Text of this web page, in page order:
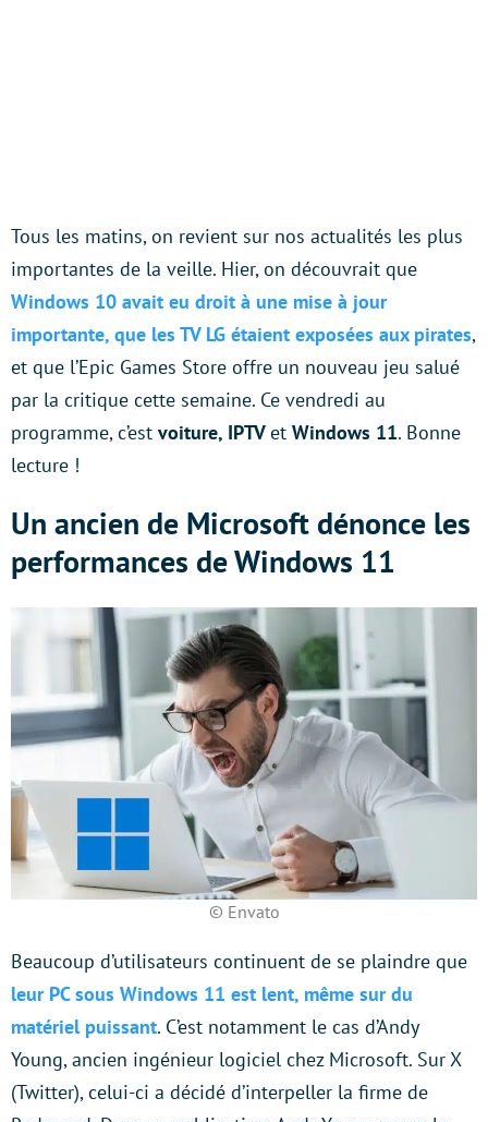
Tous les matins, on revient sur nos actualités les plus
importantes de la veille. Hier, on découvrait que
Windows 10 avait eu droit à une mise à jour
importante, que les TV LG étaient exposées aux pirates,
et que l’Epic Games Store offre un nouveau jeu salué
par la critique cette semaine. Ce vendredi au
programme, c’est voiture, IPTVet Windows 11. Bonne
lecture !
Un ancien de Microsoft dénonce les
performances de Windows 11
© Envato
Beaucoup d’utilisateurs continuent de se plaindre que
leur PC sous Windows 11 est lent, même sur du
matériel puissant. C’est notamment le cas d’Andy
Young, ancien ingénieur logiciel chez Microsoft. Sur X
(Twitter), celui-ci a décidé d’interpeller la firme de